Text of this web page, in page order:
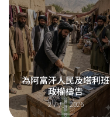
為阿富汗人民及塔利班
政權禱告
2 7 月, 2026